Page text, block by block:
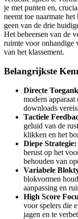
je met punten en,
neemt toe naarmate
geen van de drie
Het beheersen van de
ruimte voor onhandige
van het klassement.
Belangrijkste
Directe
modern
downloads
Tactiele
geluid van de
klikken en het
Diepe Strategie:
berust op het
behouden van
Variabele
blokvormen
aanpassing en
High Score
voor spelers die
jagen en te